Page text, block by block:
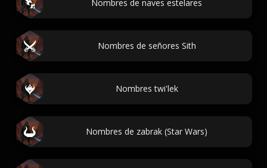
Nombres de naves estelares
Nombres de señores Sith
Nombres twi'lek
Nombres de zabrak (Star Wars)